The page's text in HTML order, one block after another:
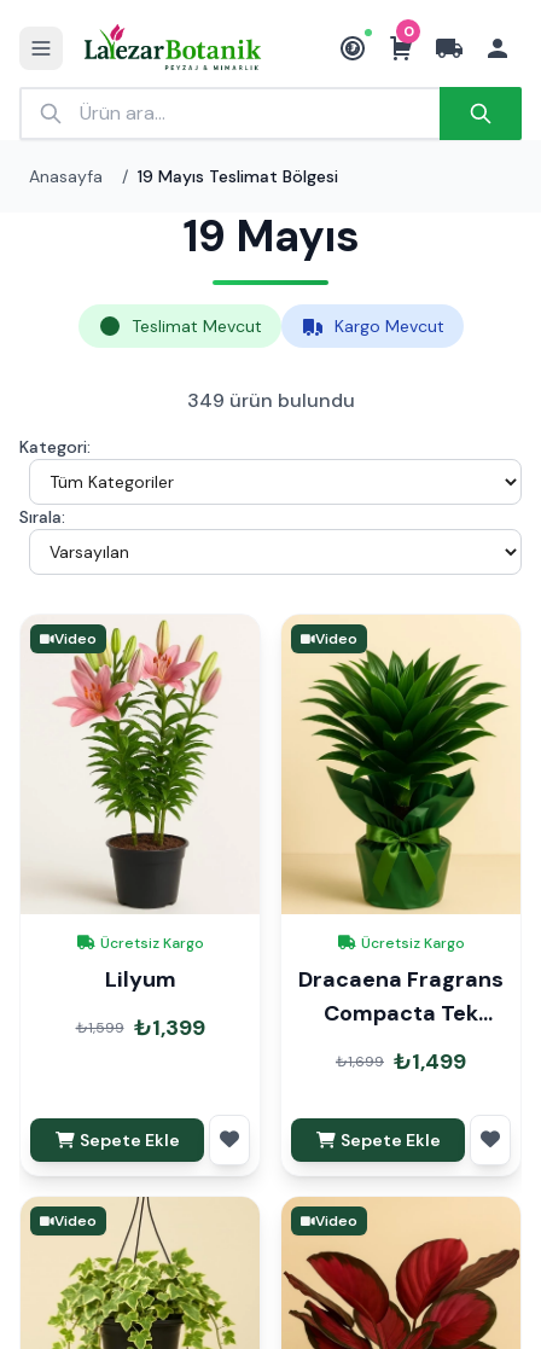
₺
0
Anasayfa / 19 Mayıs Teslimat Bölgesi
19 Mayıs
Teslimat Mevcut Kargo Mevcut
349 ürün bulundu
Kategori:
Sırala:
Video
Ücretsiz Kargo
Lilyum
₺1,599 ₺1,399
Sepete Ekle
Video
Ücretsiz Kargo
Dracaena Fragrans
Compacta Tek
Gövde Hediye
Paketli
₺1,699 ₺1,499
Sepete Ekle
Video Video